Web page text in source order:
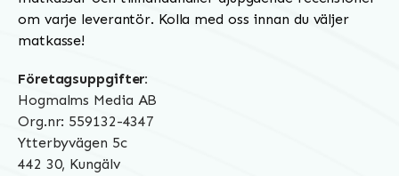
om varje leverantör. Kolla med oss innan du väljer
matkasse!
Företagsuppgifter:
Hogmalms Media AB
Org.nr: 559132-4347
Ytterbyvägen 5c
442 30, Kungälv